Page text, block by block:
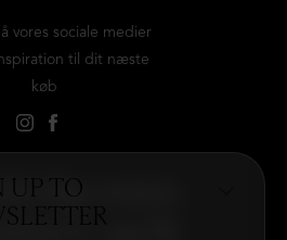
UP TO
vores sociale medier
til dit næste
køb
dig vores
og få